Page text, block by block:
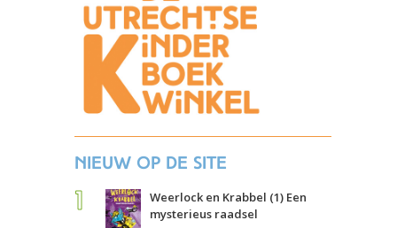
Nieuw op de site
Weerlock en Krabbel (1) Een
mysterieus raadsel